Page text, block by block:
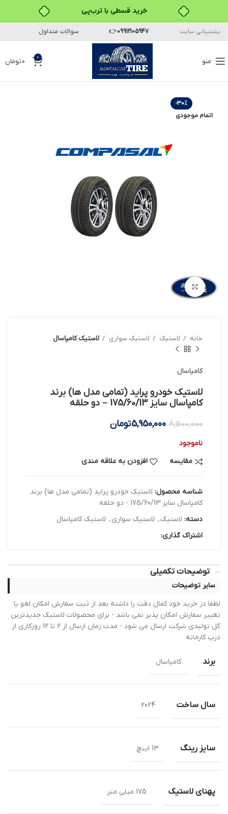
خرید قسطی با ترب‌پی
۴ قسط، بدون کارمزد
بدون ضامن، بدون سود
خرید قسطی با ترب‌پی
پشتیبانی سایت 09912105947
👉 سوالات متداول
منو 0
0تومان
-30%
اتمام موجودی
بزرگنمایی تصویر
خانه لاستیک لاستیک سواری لاستیک کامپاسال
کامپاسال
لاستیک خودرو پراید (تمامی مدل ها) برند
کامپاسال سایز 175/60/13 – دو حلقه
8,500,000
5,950,000تومان
ناموجود
مقایسه
افزودن به علاقه مندی
شناسه محصول: لاستیک خودرو پراید (تمامی مدل ها) برند
کامپاسال سایز 175/60/13 - دو حلقه
دسته: لاستیک, لاستیک سواری , لاستیک کامپاسال
اشتراک گذاری:
توضیحات تکمیلی
سایر توضیحات
لطفا در خرید خود کمال دقت را داشته بعد از ثبت سفارش امکان لغو یا
تغییر سفارش امکان پذیر نمی باشد - برای محصولات لاستیک جدیدترین
گل تولیدی شرکت ارسال می شود - مدت زمان ارسال از 2 تا 12 روزکاری از
درب کارخانه
برند کامپاسال
سال ساخت 2024
سایز رینگ 13 اینچ
پهنای لاستیک 175 میلی متر